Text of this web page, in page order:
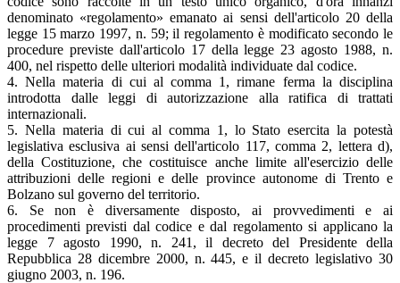
denominato «regolamento» emanato ai sensi dell'articolo 20 della
legge 15 marzo 1997, n. 59; il regolamento è modificato secondo le
procedure previste dall'articolo 17 della legge 23 agosto 1988, n.
400, nel rispetto delle ulteriori modalità individuate dal codice.
4. Nella materia di cui al comma 1, rimane ferma la disciplina
introdotta dalle leggi di autorizzazione alla ratifica di trattati
internazionali.
5. Nella materia di cui al comma 1, lo Stato esercita la potestà
legislativa esclusiva ai sensi dell'articolo 117, comma 2, lettera d),
della Costituzione, che costituisce anche limite all'esercizio delle
attribuzioni delle regioni e delle province autonome di Trento e
Bolzano sul governo del territorio.
6. Se non è diversamente disposto, ai provvedimenti e ai
procedimenti previsti dal codice e dal regolamento si applicano la
legge 7 agosto 1990, n. 241, il decreto del Presidente della
Repubblica 28 dicembre 2000, n. 445, e il decreto legislativo 30
giugno 2003, n. 196.